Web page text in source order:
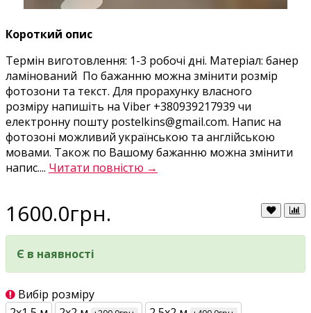
Короткий опис
Термін виготовлення: 1-3 робочі дні. Матеріал: банер
ламінований По бажанню можна змінити розмір
фотозони та текст. Для прорахунку власного
розміру напишіть на Viber +380939217939 чи
електронну пошту postelkins@gmail.com. Напис на
фотозоні можливий українською та англійською
мовами. Також по Вашому бажанню можна змінити
напис.... Читати повністю →
1600.0грн.
Є в наявності
Вибір розміру